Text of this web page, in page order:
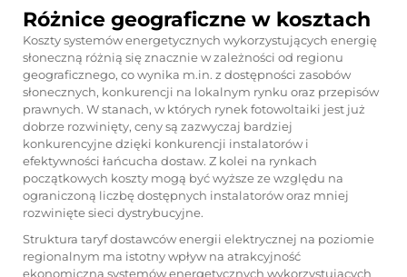
Różnice geograficzne w kosztach
Koszty systemów energetycznych wykorzystujących energię
słoneczną różnią się znacznie w zależności od regionu
geograficznego, co wynika m.in. z dostępności zasobów
słonecznych, konkurencji na lokalnym rynku oraz przepisów
prawnych. W stanach, w których rynek fotowoltaiki jest już
dobrze rozwinięty, ceny są zazwyczaj bardziej
konkurencyjne dzięki konkurencji instalatorów i
efektywności łańcucha dostaw. Z kolei na rynkach
początkowych koszty mogą być wyższe ze względu na
ograniczoną liczbę dostępnych instalatorów oraz mniej
rozwinięte sieci dystrybucyjne.
Struktura taryf dostawców energii elektrycznej na poziomie
regionalnym ma istotny wpływ na atrakcyjność
ekonomiczną systemów energetycznych wykorzystujących